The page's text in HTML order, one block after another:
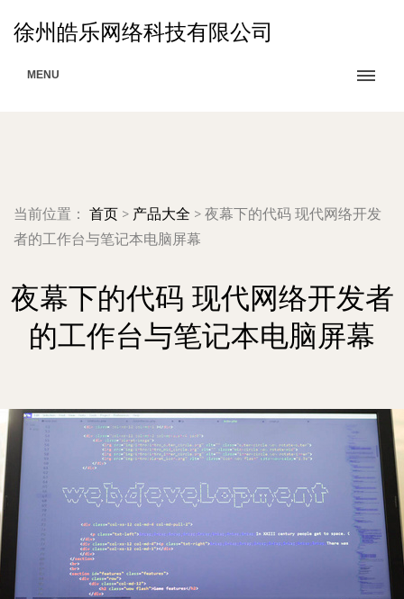
徐州皓乐网络科技有限公司
MENU
当前位置： 首页 > 产品大全 > 夜幕下的代码 现代网络开发
者的工作台与笔记本电脑屏幕
夜幕下的代码 现代网络开发者
的工作台与笔记本电脑屏幕